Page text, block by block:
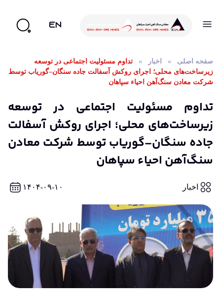
EN
صفحه اصلی » اخبار »
تداوم مسئولیت اجتماعی در توسعه
زیرساخت‌های محلی؛ اجرای روکش آسفالت جاده سنگان–گوریاب توسط
شرکت معادن سنگ‌آهن احیاء سپاهان
تداوم مسئولیت اجتماعی در توسعه
زیرساخت‌های محلی؛ اجرای روکش آسفالت
جاده سنگان–گوریاب توسط شرکت معادن
سنگ‌آهن احیاء سپاهان
اخبار ۱۴۰۴-۰۹-۱۰